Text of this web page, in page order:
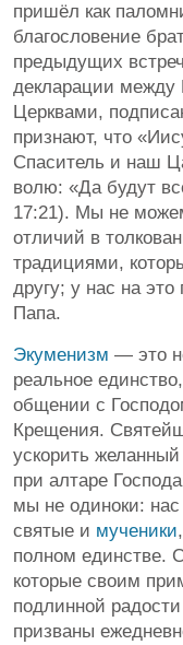
пришёл как
благословение
предыдущих
декларации между
Церквами,
признают, что
Спаситель и наш
волю: «Да будут
17:21). Мы не
отличий в
традициями,
другу; у нас на это
Папа.
Экуменизм — это
реальное
общении с
Крещения.
ускорить
при алтаре
мы не одиноки:
святые и мученики
полном единстве.
которые своим
подлинной
призваны